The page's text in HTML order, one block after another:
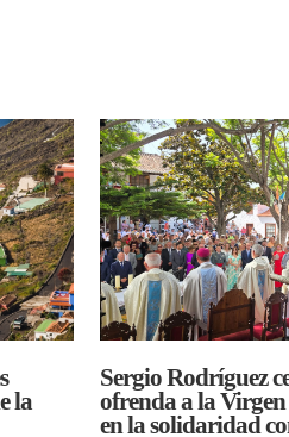
la
Sergio Rodríguez
ofrenda a la Virgen
en la solidaridad